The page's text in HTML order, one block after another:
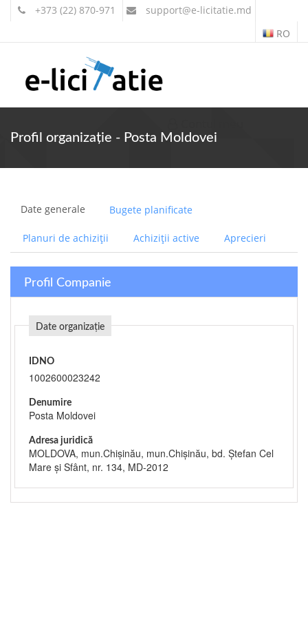
+373 (22) 870-971 support@e-licitatie.md
RO
Profil organizație - Posta Moldovei
Date generale Bugete planificate
Planuri de achiziții Achiziții active Aprecieri
Profil Companie
Date organizație
IDNO
1002600023242
Denumire
Posta Moldovei
Adresa juridică
MOLDOVA, mun.Chişinău, mun.Chişinău, bd. Ștefan Cel
Mare și Sfânt, nr. 134, MD-2012